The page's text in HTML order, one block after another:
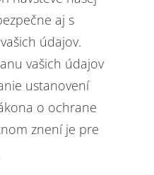
aj s
údajov.
vašich údajov
ustanovení
o ochrane
znení je pre